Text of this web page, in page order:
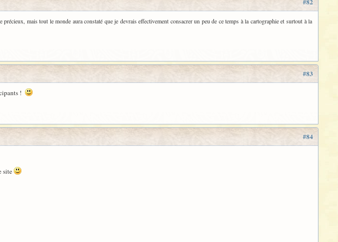
#82
mais tout le monde aura constaté que je devrais effectivement consacrer un peu de ce temps à la cartographie et surtout à la
#83
!
#84
site